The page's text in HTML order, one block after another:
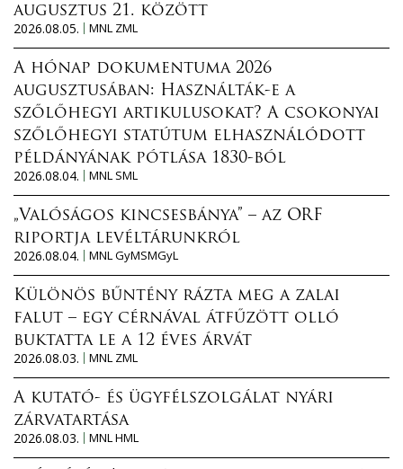
augusztus 21. között
2026.08.05.
MNL ZML
A hónap dokumentuma 2026
augusztusában: Használták-e a
szőlőhegyi artikulusokat? A csokonyai
szőlőhegyi statútum elhasználódott
példányának pótlása 1830-ból
2026.08.04.
MNL SML
„Valóságos kincsesbánya” – az ORF
riportja levéltárunkról
2026.08.04.
MNL GyMSMGyL
Különös bűntény rázta meg a zalai
falut – egy cérnával átfűzött olló
buktatta le a 12 éves árvát
2026.08.03.
MNL ZML
A kutató- és ügyfélszolgálat nyári
zárvatartása
2026.08.03.
MNL HML